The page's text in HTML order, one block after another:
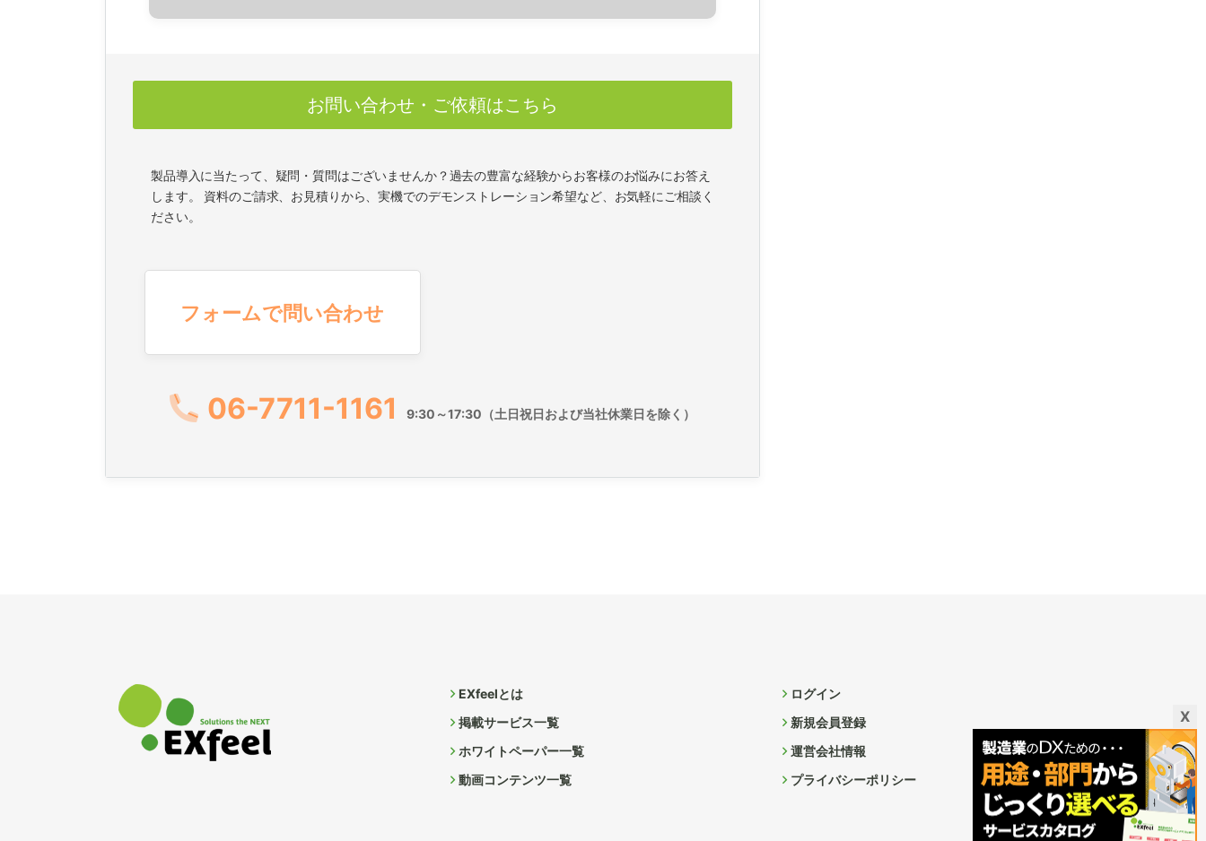
お問い合わせ・ご依頼はこちら
製品導入に当たって、疑問・質問はございませんか？過去の豊富な経験からお客様のお悩みにお答え
します。 資料のご請求、お見積りから、実機でのデモンストレーション希望など、お気軽にご相談く
ださい。
フォームで問い合わせ
06-7711-1161 9:30～17:30（土日祝日および当社休業日を除く）
EXfeelとは
掲載サービス一覧
ホワイトペーパー一覧
動画コンテンツ一覧
ログイン
新規会員登録
運営会社情報
プライバシーポリシー
X